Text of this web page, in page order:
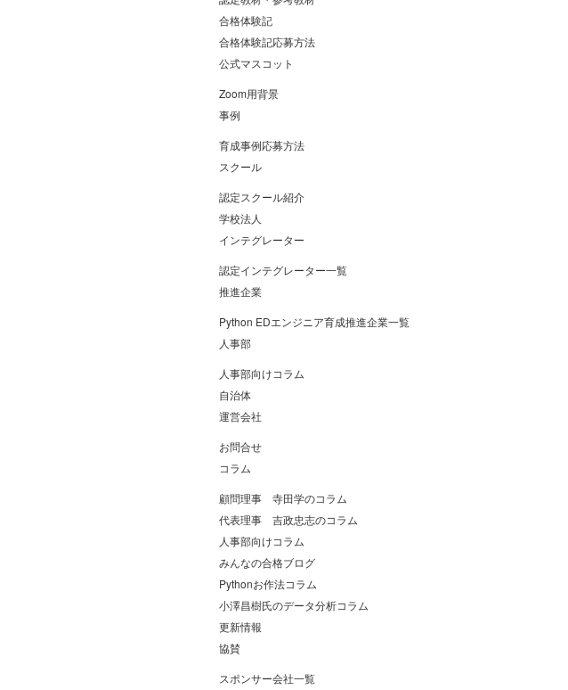
合格体験記
合格体験記応募方法
公式マスコット
Zoom用背景
事例
育成事例応募方法
スクール
認定スクール紹介
学校法人
インテグレーター
認定インテグレーター一覧
推進企業
Python EDエンジニア育成推進企業一覧
人事部
人事部向けコラム
自治体
運営会社
お問合せ
コラム
顧問理事 寺田学のコラム
代表理事 吉政忠志のコラム
人事部向けコラム
みんなの合格ブログ
Pythonお作法コラム
小澤昌樹氏のデータ分析コラム
更新情報
協賛
スポンサー会社一覧